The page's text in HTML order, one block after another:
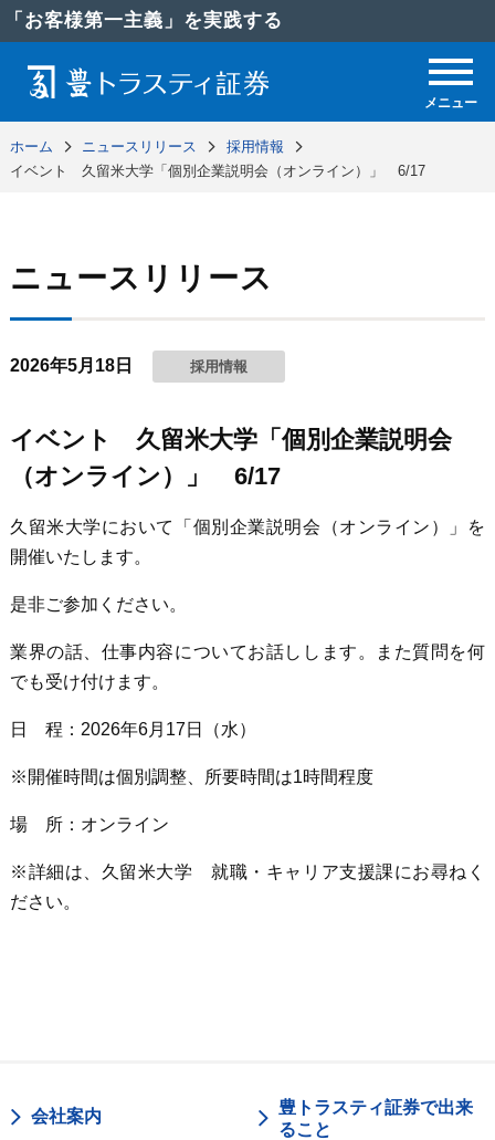
「お客様第一主義」を実践する
メニュー
ホーム ニュースリリース
採用情報
イベント 久留米大学「個別企業説明会（オンライン）」 6/17
ニュースリリース
2026年5月18日 採用情報
イベント 久留米大学「個別企業説明会
（オンライン）」 6/17
久留米大学において「個別企業説明会（オンライン）」を
開催いたします。
是非ご参加ください。
業界の話、仕事内容についてお話しします。また質問を何
でも受け付けます。
日 程：2026年6月17日（水）
※開催時間は個別調整、所要時間は1時間程度
場 所：オンライン
※詳細は、久留米大学 就職・キャリア支援課にお尋ねく
ださい。
会社案内
豊トラスティ証券で出来
ること